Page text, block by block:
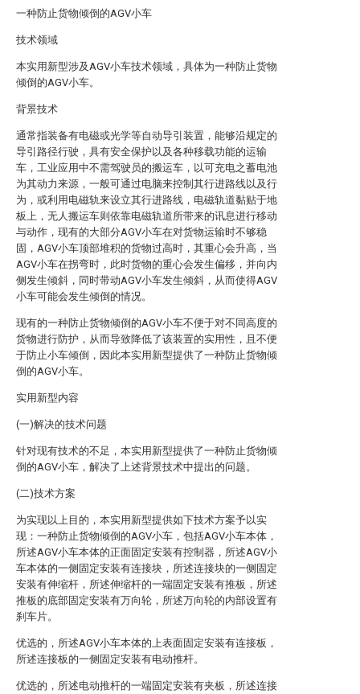
一种防止货物倾倒的AGV小车
技术领域
本实用新型涉及AGV小车技术领域，具体为一种防止货物
倾倒的AGV小车。
背景技术
通常指装备有电磁或光学等自动导引装置，能够沿规定的
导引路径行驶，具有安全保护以及各种移载功能的运输
车，工业应用中不需驾驶员的搬运车，以可充电之蓄电池
为其动力来源，一般可通过电脑来控制其行进路线以及行
为，或利用电磁轨来设立其行进路线，电磁轨道黏贴于地
板上，无人搬运车则依靠电磁轨道所带来的讯息进行移动
与动作，现有的大部分AGV小车在对货物运输时不够稳
固，AGV小车顶部堆积的货物过高时，其重心会升高，当
AGV小车在拐弯时，此时货物的重心会发生偏移，并向内
侧发生倾斜，同时带动AGV小车发生倾斜，从而使得AGV
小车可能会发生倾倒的情况。
现有的一种防止货物倾倒的AGV小车不便于对不同高度的
货物进行防护，从而导致降低了该装置的实用性，且不便
于防止小车倾倒，因此本实用新型提供了一种防止货物倾
倒的AGV小车。
实用新型内容
(一)解决的技术问题
针对现有技术的不足，本实用新型提供了一种防止货物倾
倒的AGV小车，解决了上述背景技术中提出的问题。
(二)技术方案
为实现以上目的，本实用新型提供如下技术方案予以实
现：一种防止货物倾倒的AGV小车，包括AGV小车本体，
所述AGV小车本体的正面固定安装有控制器，所述AGV小
车本体的一侧固定安装有连接块，所述连接块的一侧固定
安装有伸缩杆，所述伸缩杆的一端固定安装有推板，所述
推板的底部固定安装有万向轮，所述万向轮的内部设置有
刹车片。
优选的，所述AGV小车本体的上表面固定安装有连接板，
所述连接板的一侧固定安装有电动推杆。
优选的，所述电动推杆的一端固定安装有夹板，所述连接